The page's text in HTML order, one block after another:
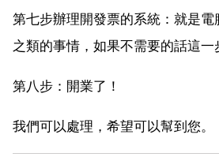
第七步辦理開發票的系統：就是
之類的事情，如果不需要的話這一
第八步：開業了！
我們可以處理，希望可以幫到您。